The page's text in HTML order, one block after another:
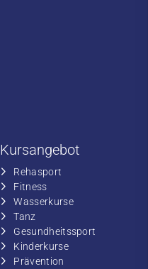
Kursangebot
​Rehasport
​​Fitness
​​Wasserkurse
​​Tanz
​Gesundheitssport
​Kinderkurse
Prävention